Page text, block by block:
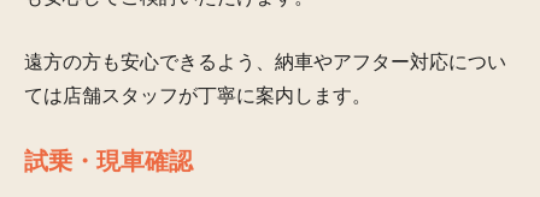
遠方の方も安心できるよう、納車やアフター対応につい
ては店舗スタッフが丁寧に案内します。
試乗・現車確認